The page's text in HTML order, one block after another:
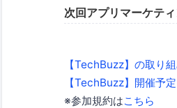
次回アプリマーケテ
【TechBuzz】の取り
【TechBuzz】開催予
※参加規約はこちら